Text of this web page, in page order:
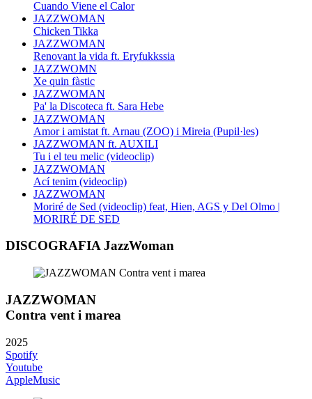
Cuando Viene el Calor
JAZZWOMAN
Chicken Tikka
JAZZWOMAN
Renovant la vida ft. Eryfukkssia
JAZZWOMN
Xe quin fàstic
JAZZWOMAN
Pa' la Discoteca ft. Sara Hebe
JAZZWOMAN
Amor i amistat ft. Arnau (ZOO) i Mireia (Pupil·les)
JAZZWOMAN ft. AUXILI
Tu i el teu melic (videoclip)
JAZZWOMAN
Ací tenim (videoclip)
JAZZWOMAN
Moriré de Sed (videoclip) feat, Hien, AGS y Del Olmo |
MORIRÉ DE SED
DISCOGRAFIA JazzWoman
JAZZWOMAN
Contra vent i marea
2025
Spotify
Youtube
AppleMusic